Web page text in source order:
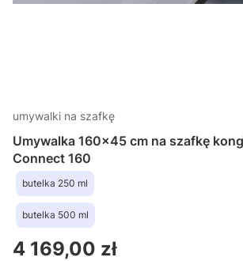
umywalki na szafkę
Umywalka 160x45 cm na szafkę
Connect 160
butelka 250 ml
butelka 500 ml
Cena
4 169,00 zł